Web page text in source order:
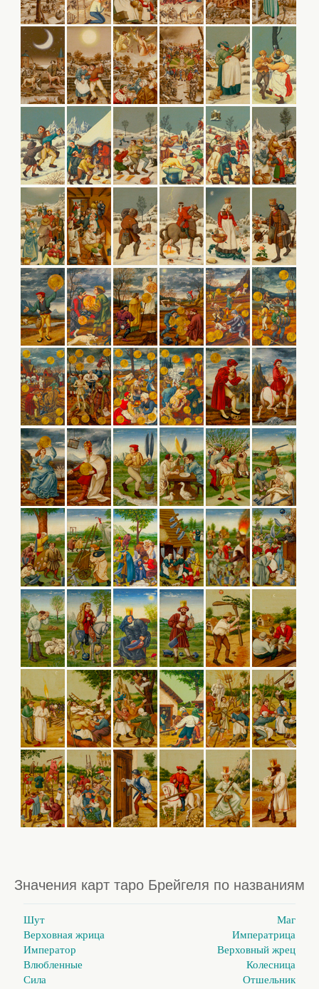
Значения карт таро Брейгеля по названиям
Шут
Маг
Верховная жрица
Императрица
Император
Верховный жрец
Влюбленные
Колесница
Сила
Отшельник